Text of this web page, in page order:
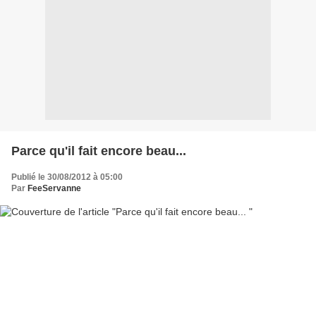
Parce qu'il fait encore beau...
Publié le 30/08/2012 à 05:00
Par FeeServanne